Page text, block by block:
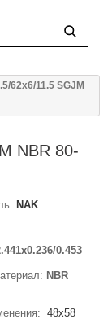
62x6/11.5 SGJM
NBR 80-
NAK
0.453
NBR
48x58